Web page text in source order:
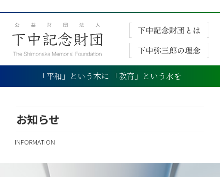
「平和」という木に 「教育」という水を
お知らせ
INFORMATION